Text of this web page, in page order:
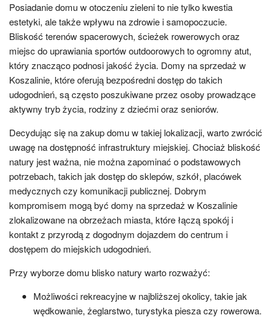
Posiadanie domu w otoczeniu zieleni to nie tylko kwestia
estetyki, ale także wpływu na zdrowie i samopoczucie.
Bliskość terenów spacerowych, ścieżek rowerowych oraz
miejsc do uprawiania sportów outdoorowych to ogromny atut,
który znacząco podnosi jakość życia. Domy na sprzedaż w
Koszalinie, które oferują bezpośredni dostęp do takich
udogodnień, są często poszukiwane przez osoby prowadzące
aktywny tryb życia, rodziny z dziećmi oraz seniorów.
Decydując się na zakup domu w takiej lokalizacji, warto zwrócić
uwagę na dostępność infrastruktury miejskiej. Chociaż bliskość
natury jest ważna, nie można zapominać o podstawowych
potrzebach, takich jak dostęp do sklepów, szkół, placówek
medycznych czy komunikacji publicznej. Dobrym
kompromisem mogą być domy na sprzedaż w Koszalinie
zlokalizowane na obrzeżach miasta, które łączą spokój i
kontakt z przyrodą z dogodnym dojazdem do centrum i
dostępem do miejskich udogodnień.
Przy wyborze domu blisko natury warto rozważyć:
Możliwości rekreacyjne w najbliższej okolicy, takie jak
wędkowanie, żeglarstwo, turystyka piesza czy rowerowa.